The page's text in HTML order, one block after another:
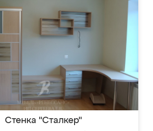
Стенка "Сталкер"